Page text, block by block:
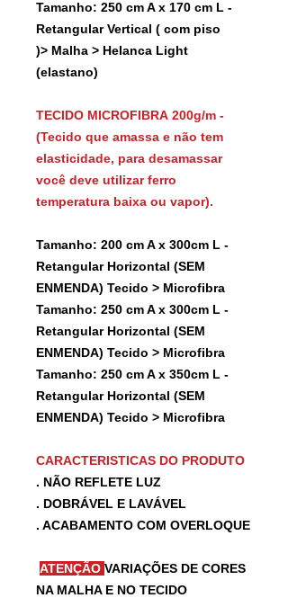
Tamanho: 250 cm A x 170 cm L -
Retangular Vertical ( com piso
)> Malha > Helanca Light
(elastano)
TECIDO MICROFIBRA 200g/m -
(Tecido que amassa e não tem
elasticidade, para desamassar
você deve utilizar ferro
temperatura baixa ou vapor).
Tamanho: 200 cm A x 300cm L -
Retangular Horizontal (SEM
ENMENDA) Tecido > Microfibra
Tamanho: 250 cm A x 300cm L -
Retangular Horizontal (SEM
ENMENDA) Tecido > Microfibra
Tamanho: 250 cm A x 350cm L -
Retangular Horizontal (SEM
ENMENDA) Tecido > Microfibra
CARACTERISTICAS DO PRODUTO
. NÃO REFLETE LUZ
. DOBRÁVEL E LAVÁVEL
. ACABAMENTO COM OVERLOQUE
ATENÇÃO VARIAÇÕES DE CORES
NA MALHA E NO TECIDO